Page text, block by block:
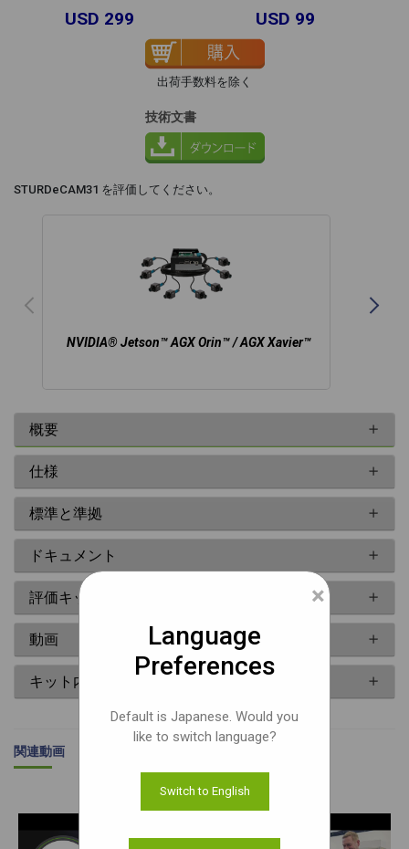
USD 299 USD 99
出荷手数料を除く
技術文書
STURDeCAM31 を評価してください。
NVIDIA® Jetson™ AGX Orin™ / AGX Xavier™
概要
仕様
標準と準拠
ドキュメント
評価キット
動画
キット内容
関連動画
×
Language
Preferences
Default is Japanese. Would you
like to switch language?
Switch to English